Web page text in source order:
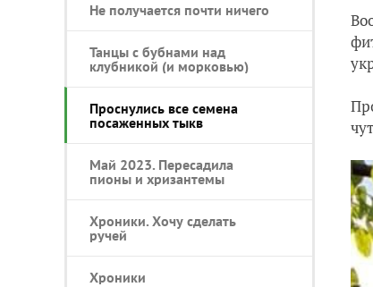
Не получается почти ничего
Танцы с бубнами над
клубникой (и морковью)
Проснулись все семена
посаженных тыкв
Май 2023. Пересадила
пионы и хризантемы
Хроники. Хочу сделать
ручей
Хроники